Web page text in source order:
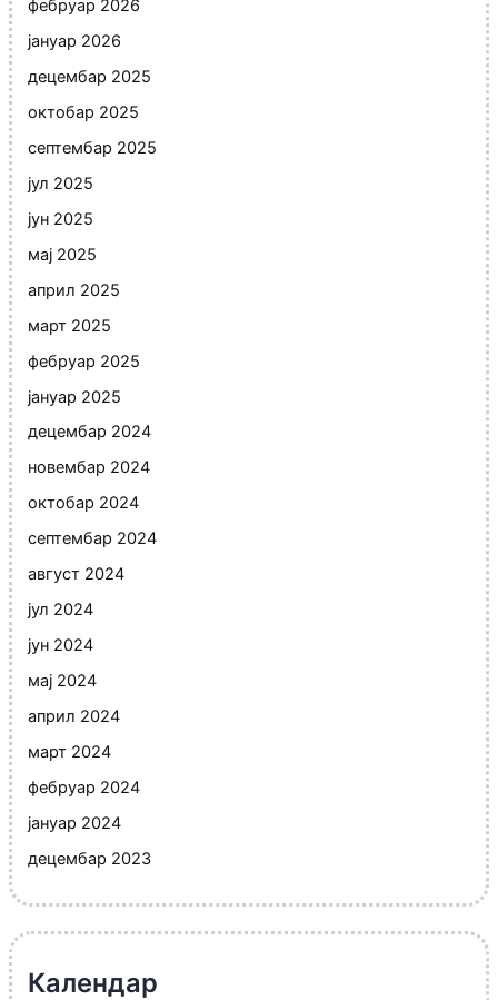
фебруар 2026
јануар 2026
децембар 2025
октобар 2025
септембар 2025
јул 2025
јун 2025
мај 2025
април 2025
март 2025
фебруар 2025
јануар 2025
децембар 2024
новембар 2024
октобар 2024
септембар 2024
август 2024
јул 2024
јун 2024
мај 2024
април 2024
март 2024
фебруар 2024
јануар 2024
децембар 2023
Календар